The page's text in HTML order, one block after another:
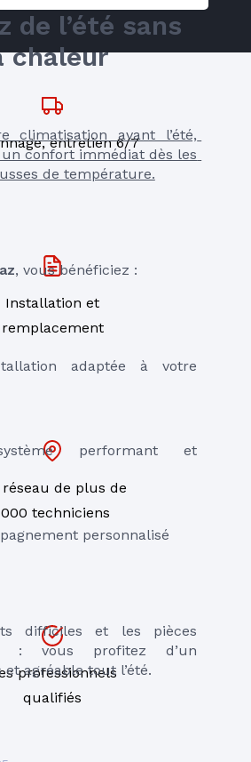
de l’été sans
chaleur
climatisation avant l’été,
un confort immédiat dès les
de température.
, vous bénéficiez :
adaptée à votre
performant et
personnalisé
difficiles et les pièces
: vous profitez d’un
agréable tout l’été.
entretien 6/7
Installation et
remplacement
réseau de plus de
techniciens
professionnels
qualifiés